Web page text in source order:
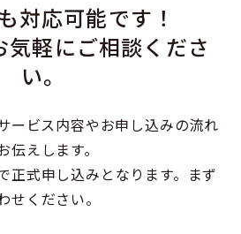
対応可能です！
気軽にご相談くださ
い。
ービス内容やお申し込みの流れ
えします。
正式申し込みとなります。まず
せください。